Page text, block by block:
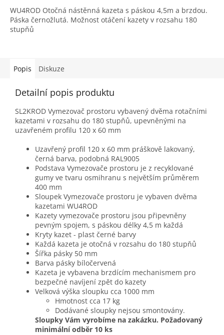
z
5
hvězdiček.
WU4ROD Otočná nástěnná kazeta s páskou 4,5m a brzdou.
Páska černožlutá. Možnost otáčení kazety v rozsahu 180
stupňů
Popis Diskuze
Detailní popis produktu
SL2KROD Vymezovač prostoru vybavený dvěma rotačními
kazetami v rozsahu do 180 stupňů, upevněnými na
uzavřeném profilu 120 x 60 mm
Uzavřený profil 120 x 60 mm práškově lakovaný,
černá barva, podobná RAL9005
Podstava Vymezovače prostoru je z recyklované
gumy ve tvaru osmihranu s největším průměrem
400 mm
Sloupek Vymezovače prostoru je vybaven dvěma
kazetami WU4ROD
Kazety vymezovače prostoru jsou připevněny
pevným spojem, s páskou délky 4,5 m každá
Kryty kazet - plast černé barvy
Každá kazeta je otočná v rozsahu do 180 stupňů
Šířka pásky 50 mm
Barva pásky bíločervená
Kazeta je vybavena brzdícím mechanismem pro
bezpečné navíjení zpět do kazety
Velková výška sloupku cca 1000 mm
Hmotnost cca 17 kg
Dodávané sloupky nejsou smontovány.
Sloupky Vám vyrobíme na zakázku. Požadovaný
minimální odběr 10 ks